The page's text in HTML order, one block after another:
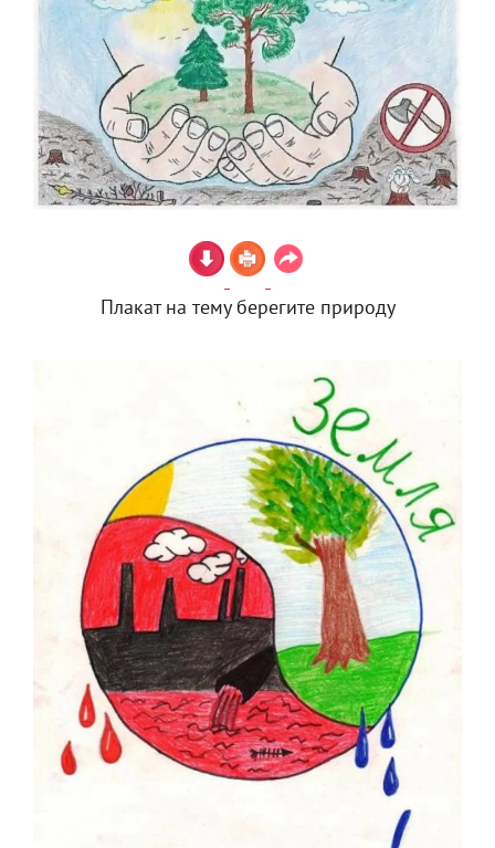
Плакат на тему берегите природу